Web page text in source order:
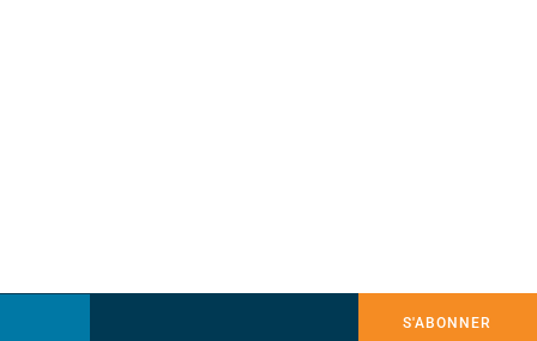
S'ABONNER